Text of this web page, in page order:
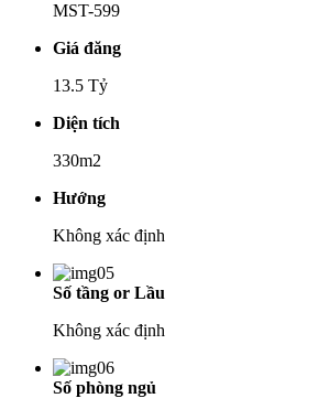
MST-599
Giá đăng
13.5 Tỷ
Diện tích
330m2
Hướng
Không xác định
Số tầng or Lầu
Không xác định
Số phòng ngủ